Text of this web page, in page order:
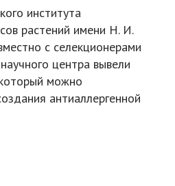
института
растений имени Н. И.
с селекционерами
центра вывели
можно
антиаллергенной